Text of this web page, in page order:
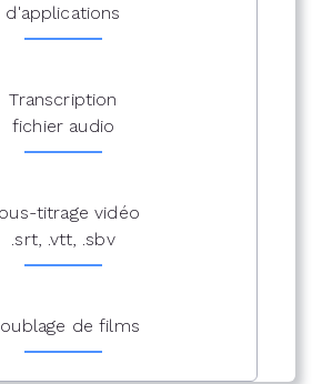
d'applications
Transcription
fichier audio
titrage vidéo
.srt, .vtt, .sbv
de films